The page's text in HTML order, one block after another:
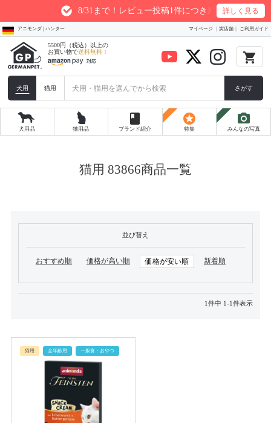
8/31まで！レビュー投稿1件につき最大200ptプレゼン
詳しく見る
アニモンダ | ハンター マイページ 実店舗 ご利用ガイド
5500円（税込）以上の
お買い物で送料無料！ local_grocery_store
犬用 猫用 さがす
犬用品 猫用品
book
ブランド紹介
stars
特集
photo_camera
みんなの写真
猫用 83866商品一覧
並び替え
おすすめ順 価格が高い順 価格が安い順 新着順
1件中 1-1件表示
猫用 全年齢用 一般食・おやつ